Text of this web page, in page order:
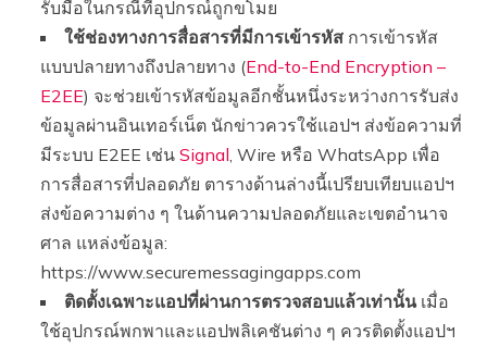
รับมือในกรณีที่อุปกรณ์ถูกขโมย
ใช้ช่องทางการสื่อสารที่มีการเข้ารหัส การเข้ารหัส
แบบปลายทางถึงปลายทาง (End-to-End Encryption –
E2EE) จะช่วยเข้ารหัสข้อมูลอีกชั้นหนึ่งระหว่างการรับส่ง
ข้อมูลผ่านอินเทอร์เน็ต นักข่าวควรใช้แอปฯ ส่งข้อความที่
มีระบบ E2EE เช่นSignal , Wire หรือ WhatsApp เพื่อ
การสื่อสารที่ปลอดภัย ตารางด้านล่างนี้เปรียบเทียบแอปฯ
ส่งข้อความต่าง ๆ ในด้านความปลอดภัยและเขตอำนาจ
ศาล แหล่งข้อมูล:
https://www.securemessagingapps.com
ติดตั้งเฉพาะแอปที่ผ่านการตรวจสอบแล้วเท่านั้นเมื่อ
ใช้อุปกรณ์พกพาและแอปพลิเคชันต่าง ๆ ควรติดตั้งแอปฯ